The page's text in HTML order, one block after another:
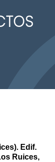
Edif.
Ruices,